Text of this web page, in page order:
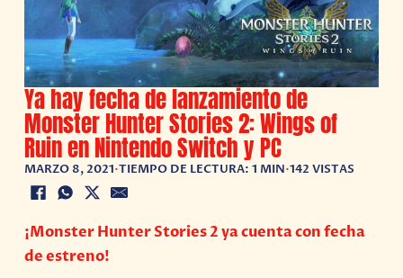
Ya hay fecha de lanzamiento de
Monster Hunter Stories 2: Wings of
Ruin en Nintendo Switch y PC
MARZO 8, 2021•TIEMPO DE LECTURA: 1 MIN•142 VISTAS
¡Monster Hunter Stories 2 ya cuenta con fecha
de estreno!